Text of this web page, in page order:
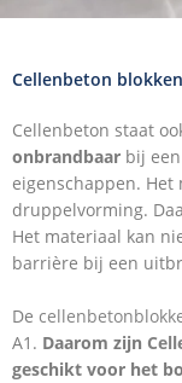
Cellenbeton
Cellenbeton staat
onbrandbaar bij
eigenschappen.
druppelvorming.
Het materiaal kan
barrière bij een
De
A1. Daarom zijn
geschikt voor het